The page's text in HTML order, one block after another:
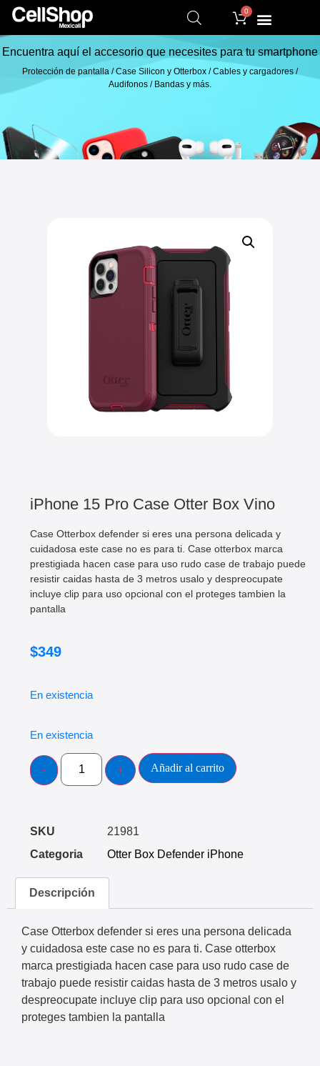
0
Encuentra aquí el accesorio que necesites para tu smartphone
Protección de pantalla / Case Silicon y Otterbox / Cables y cargadores /
Audifonos / Bandas y más.
iPhone 15 Pro Case Otter Box Vino
Case Otterbox defender si eres una persona delicada y
cuidadosa este case no es para ti. Case otterbox marca
prestigiada hacen case para uso rudo case de trabajo puede
resistir caidas hasta de 3 metros usalo y despreocupate
incluye clip para uso opcional con el proteges tambien la
pantalla
$349
En existencia
En existencia
Añadir al carrito
SKU
21981
Categoria
Otter Box Defender iPhone
Descripción
Case Otterbox defender si eres una persona delicada
y cuidadosa este case no es para ti. Case otterbox
marca prestigiada hacen case para uso rudo case de
trabajo puede resistir caidas hasta de 3 metros usalo y
despreocupate incluye clip para uso opcional con el
proteges tambien la pantalla